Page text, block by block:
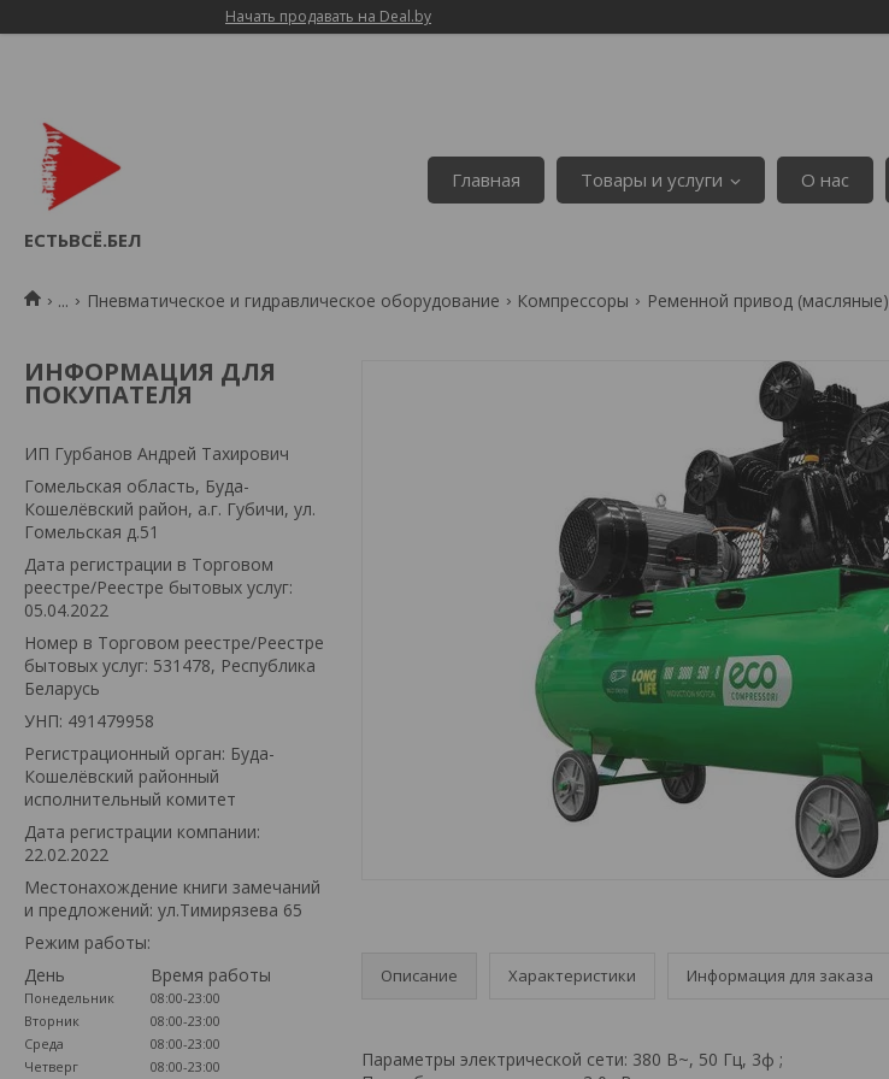
Начать продавать на Deal.by
ЕСТЬВСЁ.БЕЛ
Главная Товары и услуги О нас
... Пневматическое и гидравлическое оборудование Компрессоры Ременной привод (масляные)
ИНФОРМАЦИЯ ДЛЯ
ПОКУПАТЕЛЯ
ИП Гурбанов Андрей Тахирович
Гомельская область, Буда-
Кошелёвский район, а.г. Губичи, ул.
Гомельская д.51
Дата регистрации в Торговом
реестре/Реестре бытовых услуг:
05.04.2022
Номер в Торговом реестре/Реестре
бытовых услуг: 531478, Республика
Беларусь
УНП: 491479958
Регистрационный орган: Буда-
Кошелёвский районный
исполнительный комитет
Дата регистрации компании:
22.02.2022
Местонахождение книги замечаний
и предложений: ул.Тимирязева 65
Режим работы:
День
Время работы
Понедельник
08:00-23:00
Вторник
08:00-23:00
Среда
08:00-23:00
Четверг
08:00-23:00
Описание Характеристики Информация для заказа
Параметры электрической сети: 380 В~, 50 Гц, 3ф ;